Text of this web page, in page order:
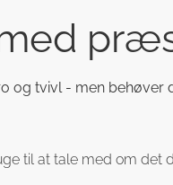
og tvivl - men
til at tale med om det